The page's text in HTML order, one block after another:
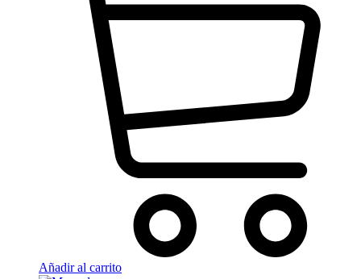
Añadir al carrito